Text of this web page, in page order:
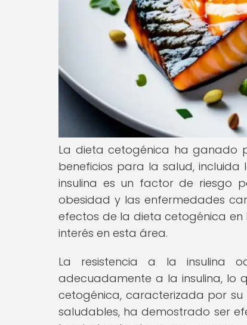
La dieta cetogénica ha ganado
beneficios para la salud, incluida
insulina es un factor de riesgo
obesidad y las enfermedades
efectos de la dieta cetogénica en
interés en esta área.
La resistencia a la insulina
adecuadamente a la insulina, lo
cetogénica, caracterizada por
saludables, ha demostrado ser